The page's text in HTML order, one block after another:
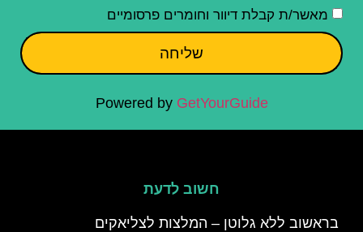
מאשר/ת קבלת דיוור וחומרים פרסומיים
שליחה
Powered by GetYourGuide
חשוב לדעת
בראשוב ללא גלוטן – המלצות לצליאקים